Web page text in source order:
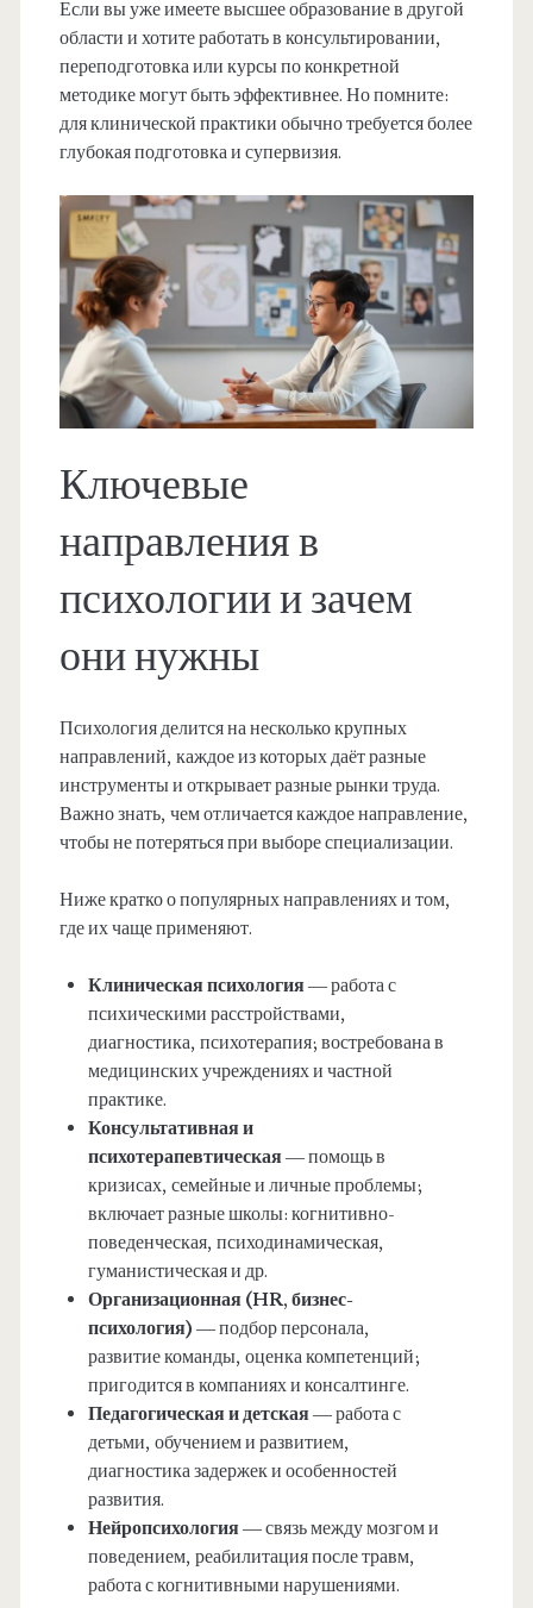
Если вы уже имеете высшее образование в другой
области и хотите работать в консультировании,
переподготовка или курсы по конкретной
методике могут быть эффективнее. Но помните:
для клинической практики обычно требуется более
глубокая подготовка и супервизия.
Ключевые
направления в
психологии и зачем
они нужны
Психология делится на несколько крупных
направлений, каждое из которых даёт разные
инструменты и открывает разные рынки труда.
Важно знать, чем отличается каждое направление,
чтобы не потеряться при выборе специализации.
Ниже кратко о популярных направлениях и том,
где их чаще применяют.
Клиническая психология— работа с
психическими расстройствами,
диагностика, психотерапия; востребована в
медицинских учреждениях и частной
практике.
Консультативная и
психотерапевтическая— помощь в
кризисах, семейные и личные проблемы;
включает разные школы: когнитивно-
поведенческая, психодинамическая,
гуманистическая и др.
Организационная (HR, бизнес-
психология) — подбор персонала,
развитие команды, оценка компетенций;
пригодится в компаниях и консалтинге.
Педагогическая и детская— работа с
детьми, обучением и развитием,
диагностика задержек и особенностей
развития.
Нейропсихология— связь между мозгом и
поведением, реабилитация после травм,
работа с когнитивными нарушениями.